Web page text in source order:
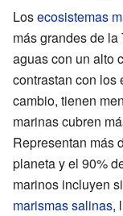
Losecosistemas
más grandes de la
aguas con un alto
contrastan con los
cambio, tienen
marinas cubren
Representan más
planeta y el 90%
marinos incluyen
marismas salinas,